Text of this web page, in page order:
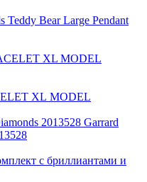
Teddy Bear Large Pendant
XL MODEL
Garrard